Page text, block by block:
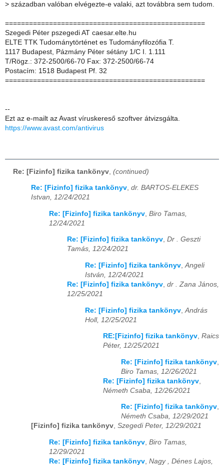
> században valóban elvégezte-e valaki, azt továbbra sem tudom.
==================================================
Szegedi Péter pszegedi AT caesar.elte.hu
ELTE TTK Tudománytörténet es Tudományfilozófia T.
1117 Budapest, Pázmány Péter sétány 1/C I. 1.111
T/Rögz.: 372-2500/66-70 Fax: 372-2500/66-74
Postacím: 1518 Budapest Pf. 32
==================================================
--
Ezt az e-mailt az Avast víruskereső szoftver átvizsgálta.
https://www.avast.com/antivirus
Re: [Fizinfo] fizika tankönyv (continued)
Re: [Fizinfo] fizika tankönyv, dr. BARTOS-ELEKES
Istvan, 12/24/2021
Re: [Fizinfo] fizika tankönyv Biro Tamas,
12/24/2021
Re: [Fizinfo] fizika tankönyv, Dr . Geszti
Tamás, 12/24/2021
Re: [Fizinfo] fizika tankönyv Angeli
István, 12/24/2021
Re: [Fizinfo] fizika tankönyv dr . Zana János,
12/25/2021
Re: [Fizinfo] fizika tankönyv András
Holl, 12/25/2021
RE:[Fizinfo] fizika tankönyv, Raics
Péter, 12/25/2021
Re: [Fizinfo] fizika tankönyv
Biro Tamas, 12/26/2021
Re: [Fizinfo] fizika tankönyv
Németh Csaba, 12/26/2021
Re: [Fizinfo] fizika tankönyv,
Németh Csaba, 12/29/2021
[Fizinfo] fizika tankönyv, Szegedi Peter, 12/29/2021
Re: [Fizinfo] fizika tankönyv Biro Tamas,
12/29/2021
Re: [Fizinfo] fizika tankönyv Nagy , Dénes Lajos,